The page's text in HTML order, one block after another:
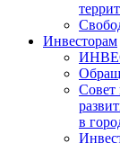
Инвесторам
Совет
в